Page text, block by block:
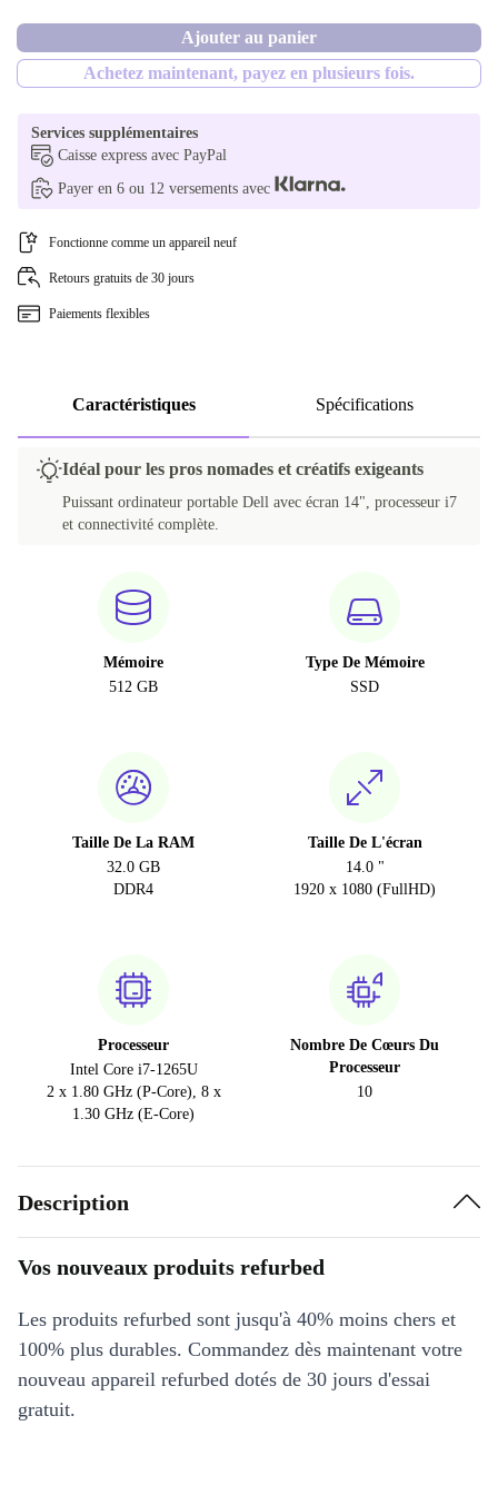
1000 GB
FR (français)
non
Ajouter au panier
Achetez maintenant, payez en plusieurs fois.
Services supplémentaires
Caisse express avec PayPal
Payer en 6 ou 12 versements avec
Fonctionne comme un appareil neuf
Retours gratuits de 30 jours
Paiements flexibles
Caractéristiques Spécifications
Idéal pour les pros nomades et créatifs exigeants
Puissant ordinateur portable Dell avec écran 14", processeur i7
et connectivité complète.
Mémoire
512 GB
Type De Mémoire
SSD
Taille De La RAM
32.0 GB
DDR4
Taille De L'écran
14.0 "
1920 x 1080 (FullHD)
Processeur
Intel Core i7-1265U
2 x 1.80 GHz (P-Core), 8 x
1.30 GHz (E-Core)
Nombre De Cœurs Du
Processeur
10
Description
Vos nouveaux produits refurbed
Les produits refurbed sont jusqu'à 40% moins chers et
100% plus durables. Commandez dès maintenant votre
nouveau appareil refurbed dotés de 30 jours d'essai
gratuit.